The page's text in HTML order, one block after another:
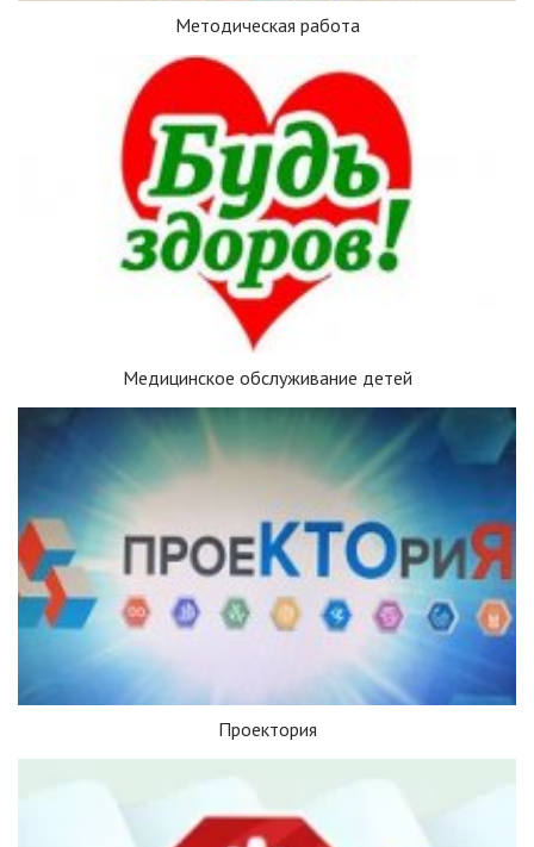
Методическая работа
Медицинское обслуживание детей
Проектория